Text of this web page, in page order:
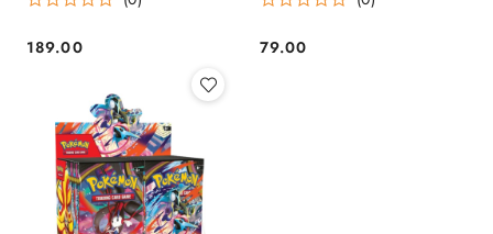
Cena:
189.00 Cena:
79.00